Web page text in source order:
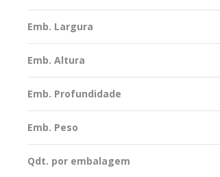
Emb. Largura
Emb. Altura
Emb. Profundidade
Emb. Peso
Qdt. por embalagem